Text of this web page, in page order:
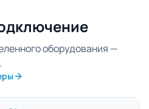
оборудования —